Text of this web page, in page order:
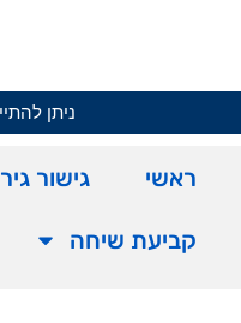
ניתן
ראשי גישור
קביעת שיחה